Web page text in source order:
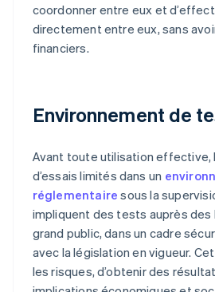
coordonner entre eux et
directement entre eux, sans
financiers.
Environnement de
Avant toute utilisation effective,
d’essais limités dans un
réglementaire sous la
impliquent des tests auprès
grand public, dans un cadre
avec la législation en vigueur.
les risques, d’obtenir des